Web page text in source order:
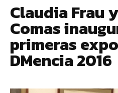
Claudia Frau
Comas
primeras
DMencia 2016